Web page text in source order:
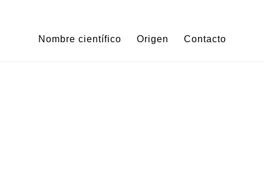
Nombre científico Origen Contacto